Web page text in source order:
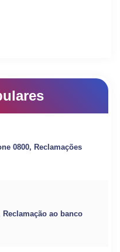
0800, Reclamações
Reclamação ao banco